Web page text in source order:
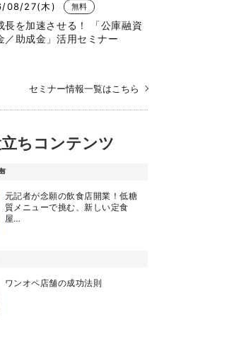
08/27(木) 無料
長を加速させる！ 「公庫融資
／助成金」活用セミナー
セミナー情報一覧はこちら
ちコンテンツ
元記者が念願の飲食店開業！低糖
質メニューで挑む、新しい定食
屋…
ワンオペ店舗の成功法則